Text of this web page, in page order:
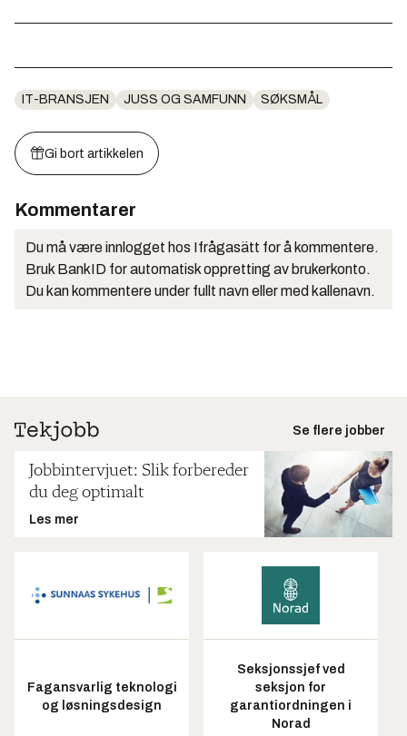
IT-BRANSJEN JUSS OG SAMFUNN SØKSMÅL
Gi bort artikkelen
Kommentarer
Du må være innlogget hos Ifrågasätt for å kommentere.
Bruk BankID for automatisk oppretting av brukerkonto.
Du kan kommentere under fullt navn eller med kallenavn.
Se flere jobber
Jobbintervjuet: Slik forbereder
du deg optimalt
Les mer
Fagansvarlig teknologi
og løsningsdesign
Seksjonssjef ved
seksjon for
garantiordningen i
Norad